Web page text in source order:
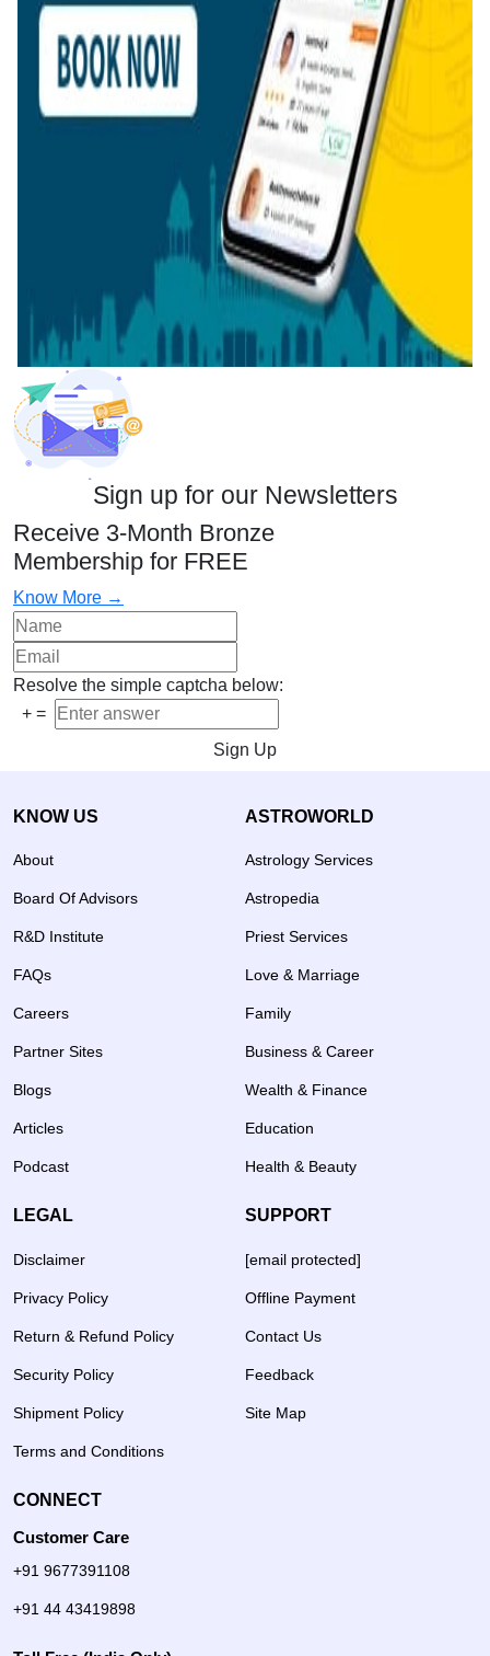
Sign up for our Newsletters
Receive 3-Month Bronze
Membership for FREE
Know More →
Resolve the simple captcha below:
+ =
Sign Up
KNOW US
About
Board Of Advisors
R&D Institute
FAQs
Careers
Partner Sites
Blogs
Articles
Podcast
ASTROWORLD
Astrology Services
Astropedia
Priest Services
Love & Marriage
Family
Business & Career
Wealth & Finance
Education
Health & Beauty
LEGAL
Disclaimer
Privacy Policy
Return & Refund Policy
Security Policy
Shipment Policy
Terms and Conditions
SUPPORT
[email protected]
Offline Payment
Contact Us
Feedback
Site Map
CONNECT
Customer Care
+91 9677391108
+91 44 43419898